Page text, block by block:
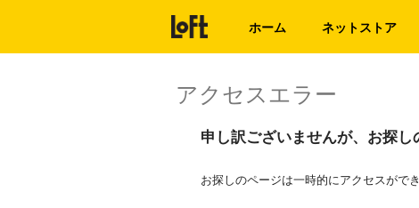
ホーム ネットストア
アクセスエラー
申し訳ございませんが、お探し
お探しのページは一時的にアクセスがで